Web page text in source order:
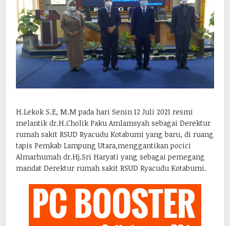
H.Lekok S.E, M.M pada hari Senin 12 Juli 2021 resmi
melantik dr.H.Cholik Paku Amlamsyah sebagai Derektur
rumah sakit RSUD Ryacudu Kotabumi yang baru, di ruang
tapis Pemkab Lampung Utara,menggantikan pocici
Almarhumah dr.Hj.Sri Haryati yang sebagai pemegang
mandat Derektur rumah sakit RSUD Ryacudu Kotabumi.